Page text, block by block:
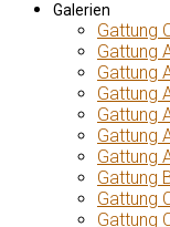
Galerien
Gattung
Gattung
Gattung
Gattung
Gattung
Gattung
Gattung
Gattung
Gattung
Gattung